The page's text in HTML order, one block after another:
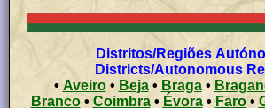
Distritos/Regiões Autónomas -
Districts/Autonomous
• Aveiro• Beja• Braga•
Branco• Coimbra• Évora•Faro•